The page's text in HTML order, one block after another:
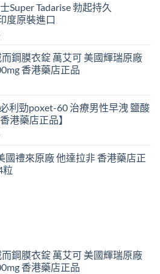
Super Tadarise 勃起持久
度原裝進口
Price
$529
through
鋼膜衣錠 萬艾可 美國輝瑞原廠
香港藥店正品
利勁poxet-60 治療男性早洩 鹽酸
港藥店正品】
Price
$829
through
國禮來原廠 他達拉非 香港藥店正
粒
鋼膜衣錠 萬艾可 美國輝瑞原廠
香港藥店正品